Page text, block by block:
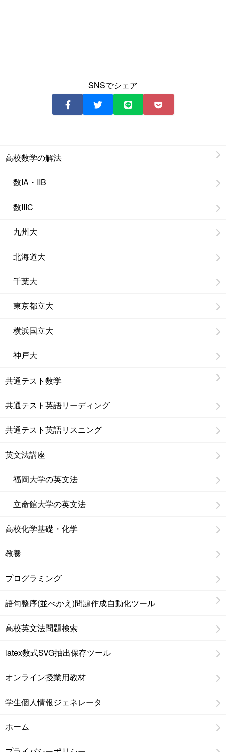
SNSでシェア
高校数学の解法
数IA・IIB
数IIIC
九州大
北海道大
千葉大
東京都立大
横浜国立大
神戸大
共通テスト数学
共通テスト英語リーディング
共通テスト英語リスニング
英文法講座
福岡大学の英文法
立命館大学の英文法
高校化学基礎・化学
教養
プログラミング
語句整序(並べかえ)問題作成自動化ツール
高校英文法問題検索
latex数式SVG抽出保存ツール
オンライン授業用教材
学生個人情報ジェネレータ
ホーム